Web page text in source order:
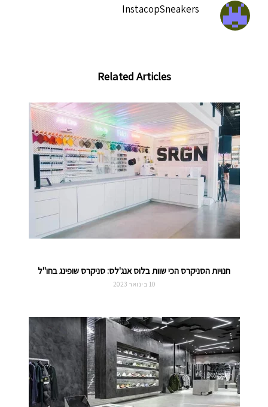
InstacopSneakers
Related Articles
חנויות הסניקרס הכי שוות בלוס אנג'לס: סניקרס שופינג בחו"ל
10 בינואר 2023